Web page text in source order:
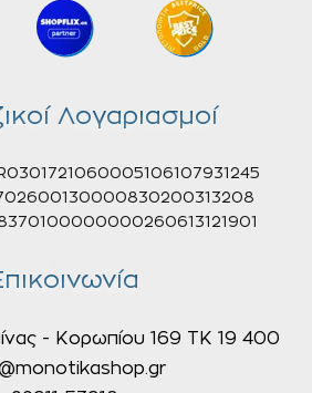
Λογαριασμοί
- Κορωπίου 169 ΤΚ 19 400